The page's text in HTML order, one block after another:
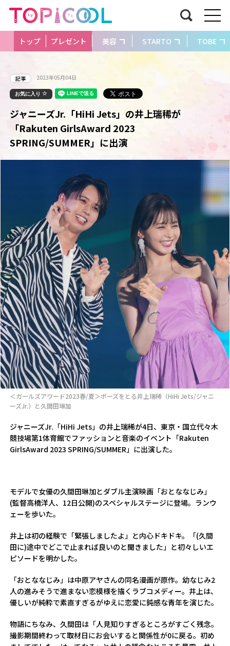
トップ プレゼント 美容 STARTO TOBE
記事 2023年05月04日
お気に入り
ジャニーズJr.「HiHi Jets」の井上瑞稀が
「Rakuten GirlsAward 2023
SPRING/SUMMER」に出演
＜ガールズアワード2023春/夏＞ポーズをとる井上瑞稀（HiHi Jets/ジャニ
ーズJr.）と久間田琳加
ジャニーズJr.「HiHi Jets」の井上瑞稀が4日、東京・国立代々木
競技場第1体育館でファッションと音楽のイベント「Rakuten
GirlsAward 2023 SPRING/SUMMER」に出演した。
モデルで女優の久間田琳加とダブル主演映画「おとななじみ」
(監督高橋洋人、12日公開)のスペシャルステージに登場。ランウ
ェーを歩いた。
井上は初の経験で「緊張しましたよ」と内心ドキドキ。「(久間
田に)途中でどこで止まれば良いのと聞きました」と初々しいエ
ピソードを明かした。
「おとななじみ」は中原アヤさんの同名漫画が原作。幼なじみ2
人の進みそうで進まない恋模様を描くラブコメディー。井上は、
優しいが純粋で素直すぎるがゆえに恋愛に鈍感な青年を演じた。
物語にちなみ、久間田は「人見知りすぎるところがすごく残念。
撮影期間終わって取材日にお会いすると関係性が0に戻る。初め